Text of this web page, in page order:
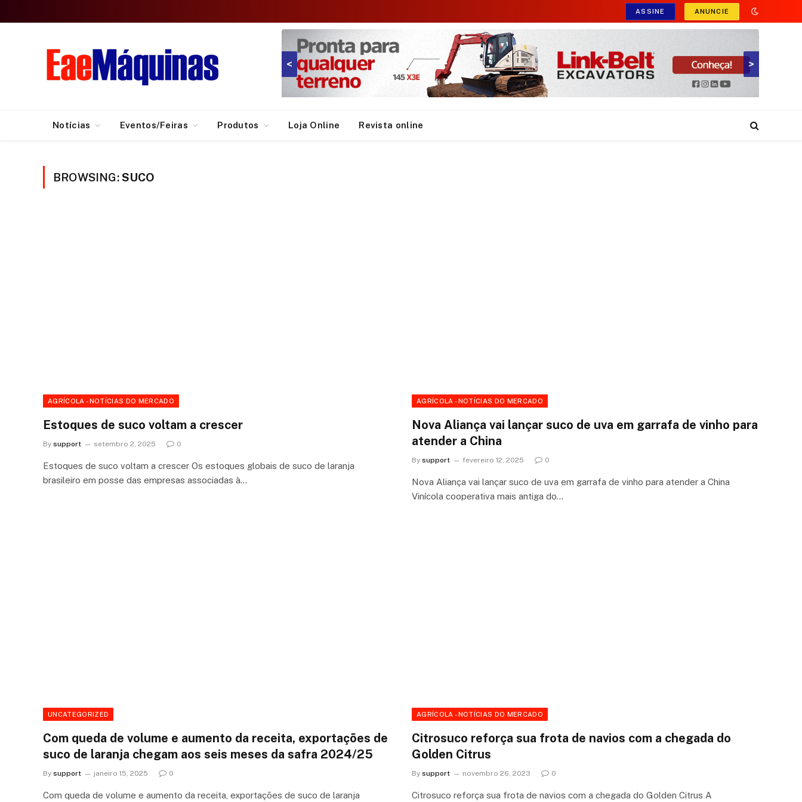
ASSINE ANUNCIE
>
<
Notícias Eventos/Feiras Produtos Loja Online Revista online
BROWSING:SUCO
AGRÍCOLA - NOTÍCIAS DO MERCADO
Estoques de suco voltam a crescer
By support setembro 2, 2025 0
Estoques de suco voltam a crescer Os estoques globais de suco de laranja
brasileiro em posse das empresas associadas à…
AGRÍCOLA - NOTÍCIAS DO MERCADO
Nova Aliança vai lançar suco de uva em garrafa de vinho para
atender a China
By support fevereiro 12, 2025 0
Nova Aliança vai lançar suco de uva em garrafa de vinho para atender a China
Vinícola cooperativa mais antiga do…
UNCATEGORIZED
Com queda de volume e aumento da receita, exportações de
suco de laranja chegam aos seis meses da safra 2024/25
By support janeiro 15, 2025 0
Com queda de volume e aumento da receita, exportações de suco de laranja
AGRÍCOLA - NOTÍCIAS DO MERCADO
Citrosuco reforça sua frota de navios com a chegada do
Golden Citrus
By support novembro 26, 2023 0
Citrosuco reforça sua frota de navios com a chegada do Golden Citrus A